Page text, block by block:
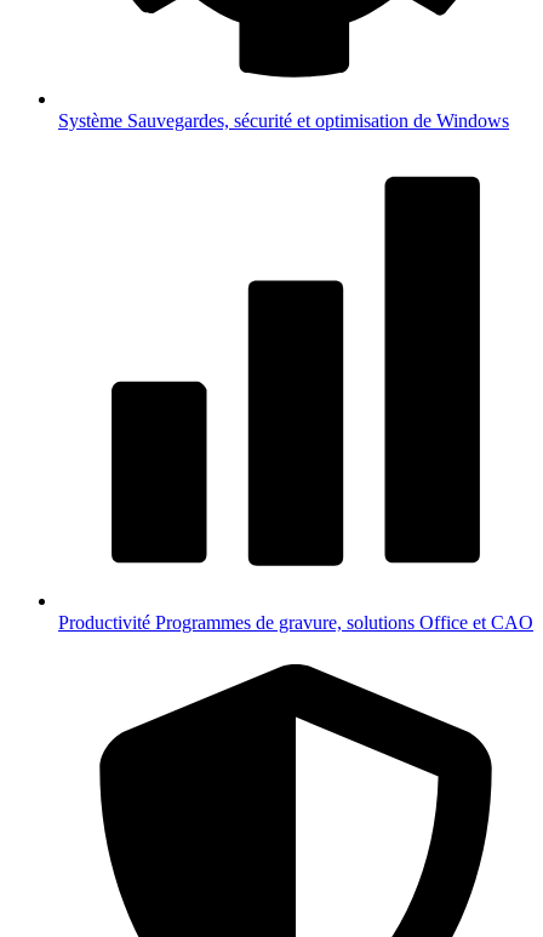
Système Sauvegardes, sécurité et optimisation de Windows
Productivité Programmes de gravure, solutions Office et CAO